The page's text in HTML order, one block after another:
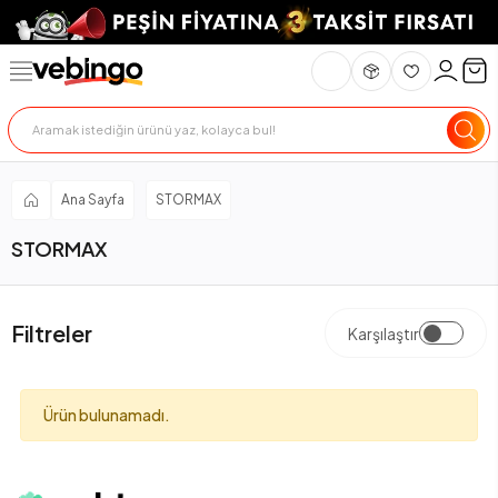
Ana Sayfa STORMAX
STORMAX
Filtreler Karşılaştır
Ürün bulunamadı.